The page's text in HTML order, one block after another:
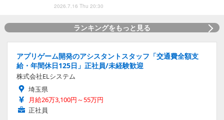
2026.7.16 Thu 20:30
ランキングをもっと見る
アプリゲーム開発のアシスタントスタッフ「交通費全額支
給・年間休日125日」正社員/未経験歓迎
株式会社ELシステム
埼玉県
月給26万3,100円～55万円
正社員